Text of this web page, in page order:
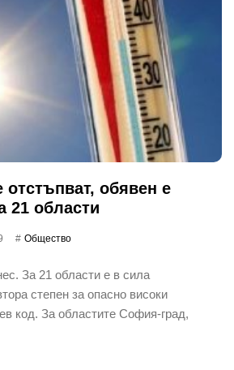
отстъпват, обявен е
21 области
Общество
За 21 области е в сила
степен за опасно високи
код. За областите София-град,